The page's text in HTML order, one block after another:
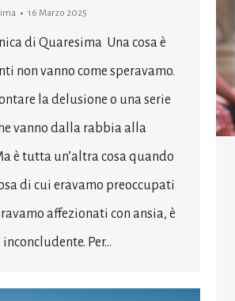
16 Marzo 2025
di Quaresima Una cosa è
non vanno come speravamo.
la delusione o una serie
vanno dalla rabbia alla
è tutta un’altra cosa quando
di cui eravamo preoccupati
affezionati con ansia, è
Per…